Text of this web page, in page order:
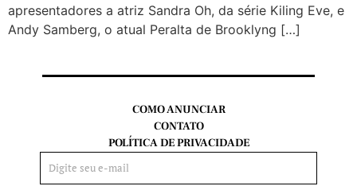
apresentadores a atriz Sandra Oh, da série Kiling Eve, e
Andy Samberg, o atual Peralta de Brooklyng […]
COMO ANUNCIAR
CONTATO
POLÍTICA DE PRIVACIDADE